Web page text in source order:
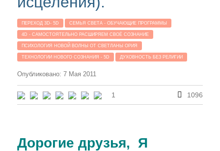
ПЕРЕХОД 3D- 5D СЕМЬЯ СВЕТА - ОБУЧАЮЩИЕ ПРОГРАММЫ
4D - САМОСТОЯТЕЛЬНО РАСШИРЯЕМ СВОЁ СОЗНАНИЕ
ПСИХОЛОГИЯ НОВОЙ ВОЛНЫ ОТ СВЕТЛАНЫ ОРИЯ
ТЕХНОЛОГИИ НОВОГО СОЗНАНИЯ - 5D ДУХОВНОСТЬ БЕЗ РЕЛИГИИ
Опубликовано: 7 Мая 2011
1 1096
Дорогие друзья, Я